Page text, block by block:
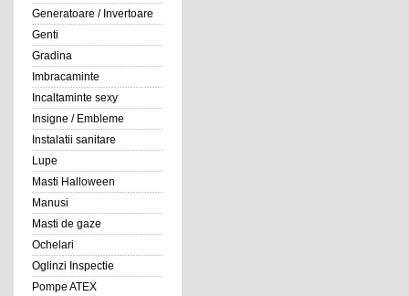
Generatoare / Invertoare
Genti
Gradina
Imbracaminte
Incaltaminte sexy
Insigne / Embleme
Instalatii sanitare
Lupe
Masti Halloween
Manusi
Masti de gaze
Ochelari
Oglinzi Inspectie
Pompe ATEX